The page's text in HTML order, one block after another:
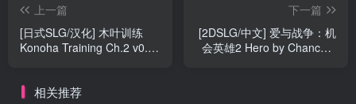
上一篇
[日式SLG/汉化] 木叶训练
Konoha Training Ch.2 v0.21
下一篇
[2DSLG/中文] 爱与战争：机
会英雄2 Hero by Chance II
相关推荐